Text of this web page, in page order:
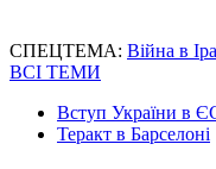
СПЕЦТЕМА: Війна в
ВСІ ТЕМИ
Вступ України в
Теракт в Барселоні